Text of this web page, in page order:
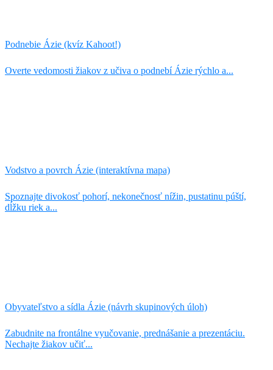
Podnebie Ázie (kvíz Kahoot!)
Overte vedomosti žiakov z učiva o podnebí Ázie rýchlo a...
Vodstvo a povrch Ázie (interaktívna mapa)
Spoznajte divokosť pohorí, nekonečnosť nížin, pustatinu púští,
dĺžku riek a...
Obyvateľstvo a sídla Ázie (návrh skupinových úloh)
Zabudnite na frontálne vyučovanie, prednášanie a prezentáciu.
Nechajte žiakov učiť...